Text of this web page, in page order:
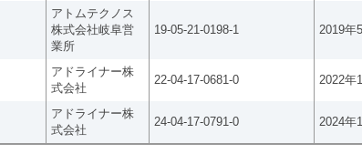
アトムテクノス
株式会社岐阜営
業所
19-05-21-0198-1 2019年
アドライナー株
式会社
22-04-17-0681-0 2022年
アドライナー株
式会社
24-04-17-0791-0 2024年